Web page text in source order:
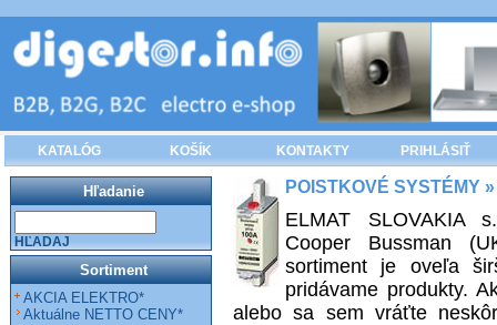
KATALÓG KOŠÍK KONTAKTY PRIHLÁSIŤ
POISTKOVÉ SYSTÉMY »
ELMAT SLOVAKIA
Cooper Bussman
sortiment je oveľa
pridávame produkty.
alebo sa sem vráťte
Hľadanie
HĽADAJ
Sortiment
AKCIA ELEKTRO*
Aktuálne NETTO CENY*